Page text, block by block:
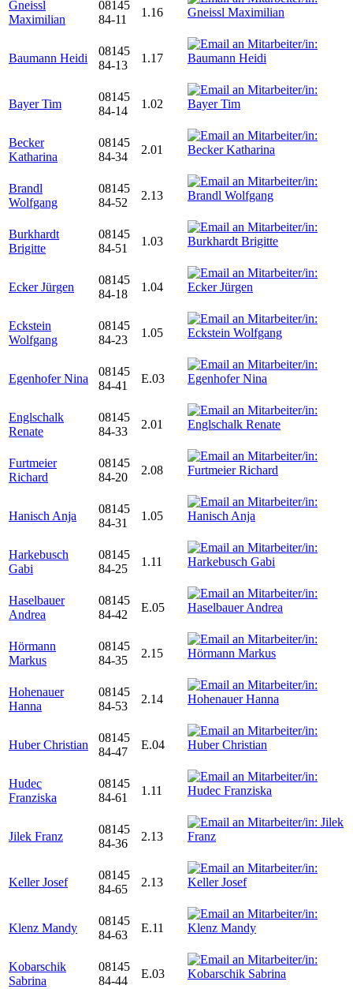
Gneissl
Maximilian
08145
84-11
1.16
Baumann Heidi
08145
84-13
1.17
Bayer Tim
08145
84-14
1.02
Becker
Katharina
08145
84-34
2.01
Brandl
Wolfgang
08145
84-52
2.13
Burkhardt
Brigitte
08145
84-51
1.03
Ecker Jürgen
08145
84-18
1.04
Eckstein
Wolfgang
08145
84-23
1.05
Egenhofer Nina
08145
84-41
E.03
Englschalk
Renate
08145
84-33
2.01
Furtmeier
Richard
08145
84-20
2.08
Hanisch Anja
08145
84-31
1.05
Harkebusch
Gabi
08145
84-25
1.11
Haselbauer
Andrea
08145
84-42
E.05
Hörmann
Markus
08145
84-35
2.15
Hohenauer
Hanna
08145
84-53
2.14
Huber Christian
08145
84-47
E.04
Hudec
Franziska
08145
84-61
1.11
Jilek Franz
08145
84-36
2.13
Keller Josef
08145
84-65
2.13
Klenz Mandy
08145
84-63
E.11
Kobarschik
Sabrina
08145
84-44
E.03